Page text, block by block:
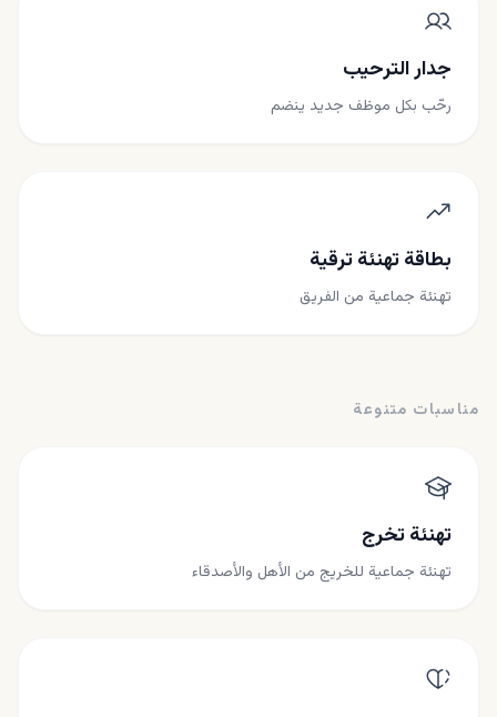
جدار الترحيب
رحّب بكل موظف جديد ينضم
بطاقة تهنئة ترقية
تهنئة جماعية من الفريق
مناسبات متنوعة
تهنئة تخرج
تهنئة جماعية للخريج من الأهل والأصدقاء